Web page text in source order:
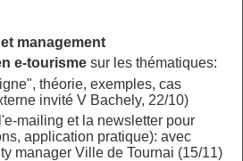
management
e-tourismesur les thématiques:
théorie, exemples, cas
invité V Bachely, 22/10)
mailing et la newsletter pour
application pratique): avec
manager Ville de Tournai (15/11)